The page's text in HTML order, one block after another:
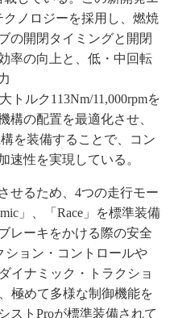
ノロジーを採用し、燃焼
の開閉タイミングと開閉
率の向上と、低・中回転
トルク113Nm/11,000rpmを
構の配置を最適化させ、
を装備することで、コン
速性を実現している。
せるため、4つの走行モー
」、「Race」を標準装備
レーキをかける際の安全
ション・コントロールや
イナミック・トラクショ
極めて多様な制御機能を
ストProが標準装備されて